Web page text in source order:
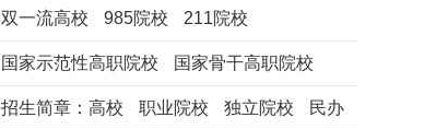
双一流高校 985院校 211院校
国家示范性高职院校 国家骨干高职院校
招生简章： 高校 职业院校 独立院校 民办